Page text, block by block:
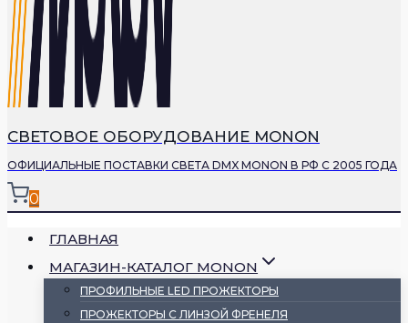
СВЕТОВОЕ ОБОРУДОВАНИЕ MONON
ОФИЦИАЛЬНЫЕ ПОСТАВКИ СВЕТА DMX MONON В РФ С 2005 ГОДА
0
ГЛАВНАЯ
МАГАЗИН-КАТАЛОГ MONON
ПРОФИЛЬНЫЕ LED ПРОЖЕКТОРЫ
ПРОЖЕКТОРЫ С ЛИНЗОЙ ФРЕНЕЛЯ